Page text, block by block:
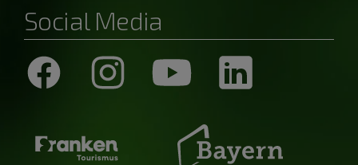
Social Media